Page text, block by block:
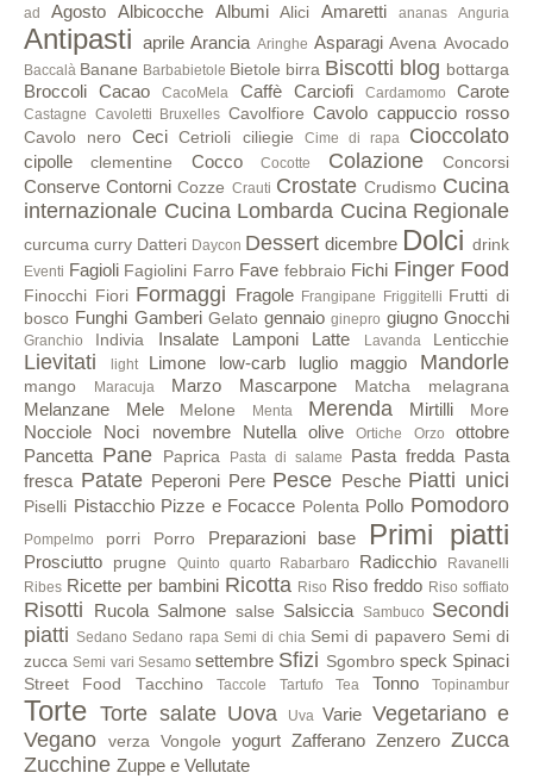
ad Agosto Albicocche Albumi Alici Amaretti ananas Anguria
Antipasti aprile Arancia Aringhe Asparagi Avena Avocado
Baccalà Banane Barbabietole Bietole birra Biscotti blog bottarga
Broccoli Cacao CacoMela Caffè Carciofi Cardamomo Carote
Castagne Cavoletti Bruxelles Cavolfiore Cavolo cappuccio rosso
Cavolo nero Ceci Cetrioli ciliegie Cime di rapa Cioccolato
cipolle clementine Cocco Cocotte Colazione Concorsi
Conserve Contorni Cozze Crauti Crostate Crudismo Cucina
internazionale Cucina Lombarda Cucina Regionale
curcuma curry Datteri Daycon Dessert dicembre Dolci drink
Eventi Fagioli Fagiolini Farro Fave febbraio Fichi Finger Food
Finocchi Fiori Formaggi Fragole Frangipane Friggitelli Frutti di
bosco Funghi Gamberi Gelato gennaio ginepro giugno Gnocchi
Granchio Indivia Insalate Lamponi Latte Lavanda Lenticchie
Lievitati light Limone low-carb luglio maggio Mandorle
mango Maracuja Marzo Mascarpone Matcha melagrana
Melanzane Mele Melone Menta Merenda Mirtilli More
Nocciole Noci novembre Nutella olive Ortiche Orzo
ottobre
Pancetta Pane Paprica Pasta di salame Pasta fredda Pasta
fresca Patate Peperoni Pere Pesce Pesche Piatti unici
Piselli Pistacchio Pizze e Focacce Polenta Pollo Pomodoro
Pompelmo porri Porro Preparazioni base Primi piatti
Prosciutto prugne Quinto quarto Rabarbaro Radicchio
Ravanelli
Ribes Ricette per bambini Ricotta Riso Riso freddo Riso soffiato
Risotti Rucola Salmone salse Salsiccia Sambuco Secondi
piatti Sedano Sedano rapa Semi di chia Semi di papavero Semi di
zucca Semi vari Sesamo settembre Sfizi Sgombro speck Spinaci
Street Food Tacchino Taccole Tartufo Tea Tonno Topinambur
Torte Torte salate Uova Uva Varie Vegetariano e
Vegano
verza Vongole yogurt Zafferano Zenzero Zucca
Zucchine Zuppe e Vellutate